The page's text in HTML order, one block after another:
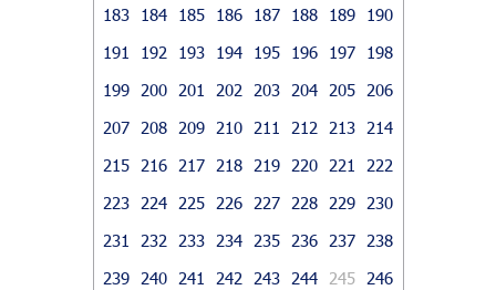
183
184 185 186 187 188 189
190
191
192 193 194 195 196 197
198
199
200 201 202 203 204 205
206
207
208 209 210 211 212 213
214
215
216 217 218 219 220 221
222
223
224 225 226 227 228 229
230
231
232 233 234 235 236 237
238
239
240 241 242 243 244 245
246